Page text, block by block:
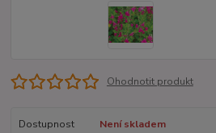
Ohodnotit produkt
Dostupnost
Není skladem